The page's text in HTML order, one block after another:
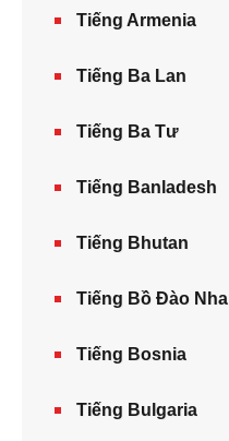
Tiếng Armenia‎
Tiếng Ba Lan
Tiếng Ba Tư
Tiếng Banladesh
Tiếng Bhutan
Tiếng Bồ Đào Nha
Tiếng Bosnia
Tiếng Bulgaria